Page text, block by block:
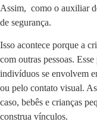
Assim, como o auxiliar
de segurança.
Isso acontece porque a
com outras pessoas.
indivíduos se envolvem
ou pelo contato visual.
caso, bebês e crianças
construa vínculos.